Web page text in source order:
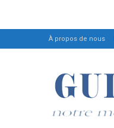
À propos de nous